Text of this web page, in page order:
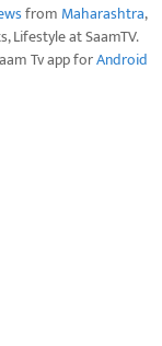
from Maharashtra,
Lifestyle at SaamTV.
Tv app forAndroid